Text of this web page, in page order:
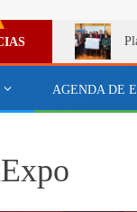
AGENDA DE